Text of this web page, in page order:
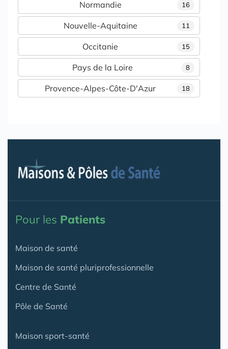
16
Normandie
11
Nouvelle-Aquitaine
15
Occitanie
8
Pays de la Loire
18
Provence-Alpes-Côte-D'Azur
Pour les Patients
Maison de santé
Maison de santé pluriprofessionnelle
Centre de Santé
Pôle de Santé
Maison sport-santé